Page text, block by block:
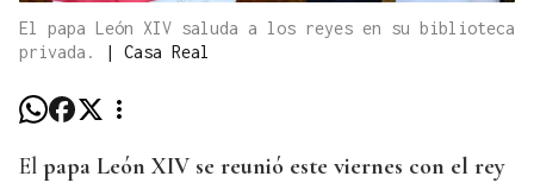
El papa León XIV saluda a los reyes en su biblioteca
privada.
| Casa Real
El papa León XIV se reunió este viernes con el rey